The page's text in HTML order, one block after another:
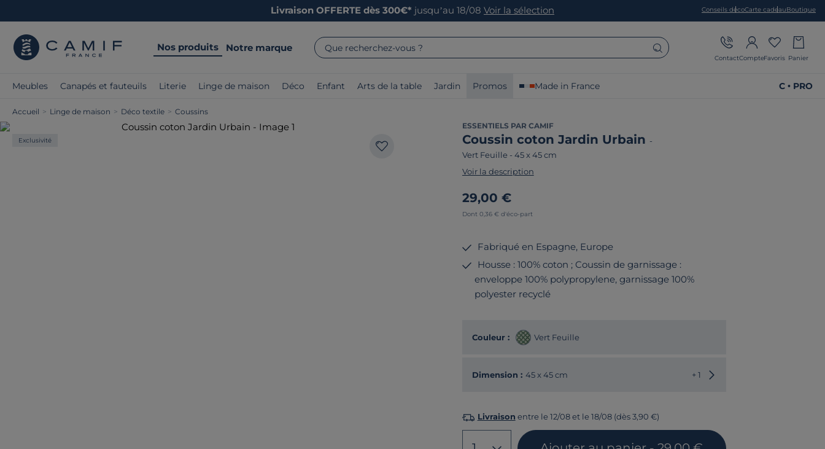
Livraison OFFERTE dès 300€* jusqu’au 18/08 Voir la sélection Conseils décoCarte cadeauBoutique
Nos produits Notre marque Que recherchez-vous ?
ContactCompteFavoris Panier
Meubles Canapés et fauteuils Literie Linge de maison Déco Enfant Arts de la table Jardin Promos Made in France C • PRO
Accueil > Linge de maison > Déco textile > Coussins
Exclusivité
ESSENTIELS PAR CAMIF
Coussin coton Jardin Urbain -
Vert Feuille - 45 x 45 cm
Voir la description
29,00 €
Dont 0,36 € d'éco-part
Fabriqué en Espagne, Europe
Housse : 100% coton ; Coussin de garnissage :
enveloppe 100% polypropylene, garnissage 100%
polyester recyclé
Couleur : Vert Feuille
Dimension : 45 x 45 cm + 1 Choisir une autre dimension
Livraison entre le 12/08 et le 18/08 (dès 3,90 €)